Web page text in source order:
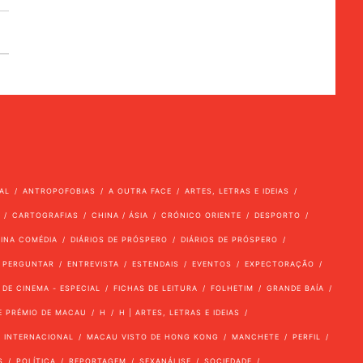
ANTROPOFOBIAS A OUTRA FACE ARTES, LETRAS E IDEIAS
CARTOGRAFIAS CHINA / ÁSIA CRÓNICO ORIENTE DESPORTO
COMÉDIA DIÁRIOS DE PRÓSPERO DIÁRIOS DE PRÓSPERO
ENTREVISTA ESTENDAIS EVENTOS EXPECTORAÇÃO
CINEMA - ESPECIAL FICHAS DE LEITURA FOLHETIM GRANDE BAÍA
PRÉMIO DE MACAU H H | ARTES, LETRAS E IDEIAS
INTERNACIONAL MACAU VISTO DE HONG KONG MANCHETE PERFIL
POLÍTICA REPORTAGEM SEXANÁLISE SOCIEDADE